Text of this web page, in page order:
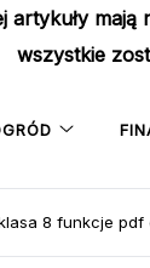
wszystkie
8 funkcje